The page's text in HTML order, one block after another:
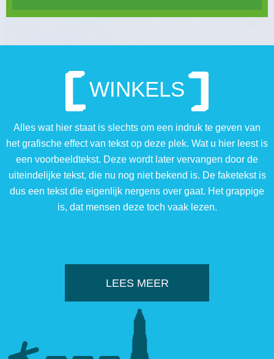
WINKELS
Alles wat hier staat is slechts om een indruk te geven van
het grafische effect van tekst op deze plek. Wat u hier leest is
een voorbeeldtekst. Deze wordt later vervangen door de
uiteindelijke tekst, die nu nog niet bekend is. De faketekst is
dus een tekst die eigenlijk nergens over gaat. Het grappige
is, dat mensen deze toch vaak lezen.
LEES MEER